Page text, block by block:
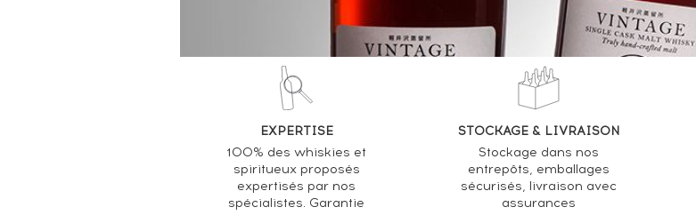
EXPERTISE
100% des whiskies et
spiritueux proposés
expertisés par nos
spécialistes. Garantie
STOCKAGE & LIVRAISON
Stockage dans nos
entrepôts, emballages
sécurisés, livraison avec
assurances